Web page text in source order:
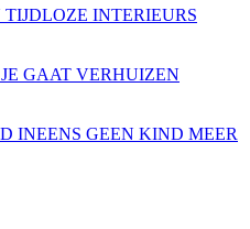
INTERIEURS
GAAT VERHUIZEN
INEENS GEEN KIND MEER